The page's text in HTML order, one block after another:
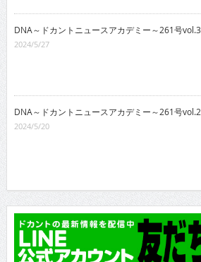
DNA～ドカントニュースアカデミー～261号vol.3
2024/5/27
DNA～ドカントニュースアカデミー～261号vol.2
2024/5/20